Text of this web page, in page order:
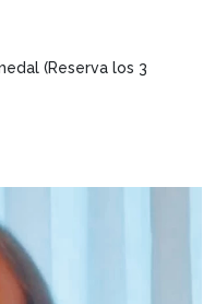
(Reserva los 3